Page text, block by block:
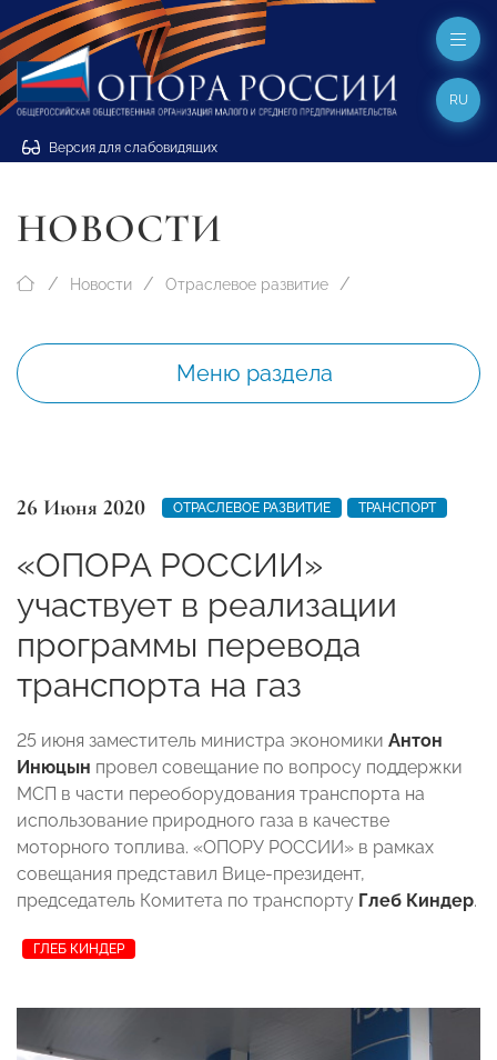
Версия для слабовидящих
RU
НОВОСТИ
Новости Отраслевое развитие
Меню раздела
26 Июня 2020 ОТРАСЛЕВОЕ РАЗВИТИЕ ТРАНСПОРТ
«ОПОРА РОССИИ»
участвует в реализации
программы перевода
транспорта на газ
25 июня заместитель министра экономики Антон
Инюцын провел совещание по вопросу поддержки
МСП в части переоборудования транспорта на
использование природного газа в качестве
моторного топлива. «ОПОРУ РОССИИ» в рамках
совещания представил Вице-президент,
председатель Комитета по транспорту Глеб Киндер.
ГЛЕБ КИНДЕР